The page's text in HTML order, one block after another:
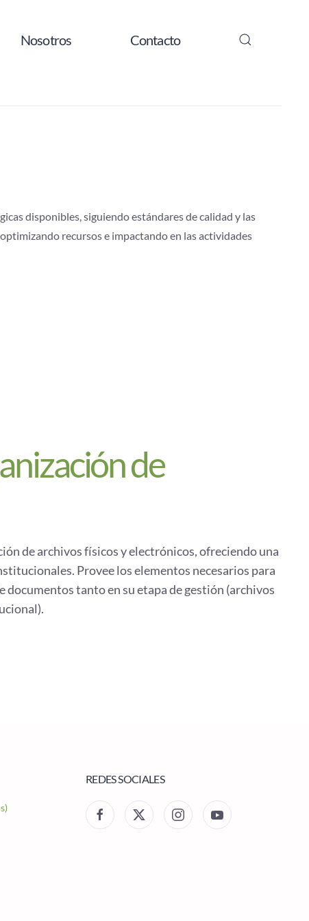
Nosotros Contacto
disponibles, siguiendo estándares de calidad y las
recursos e impactando en las actividades
de
de archivos físicos y electrónicos, ofreciendo una
Provee los elementos necesarios para
tanto en su etapa de gestión (archivos
REDES SOCIALES